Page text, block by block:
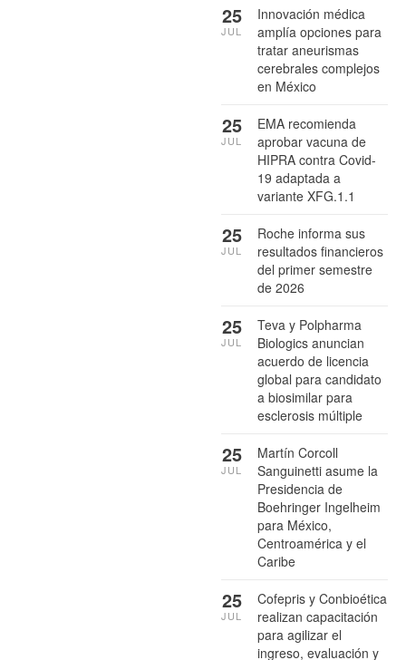
Innovación médica
amplía opciones para
tratar aneurismas
cerebrales complejos
en México
25
JUL
EMA recomienda
aprobar vacuna de
HIPRA contra Covid-
19 adaptada a
variante XFG.1.1
25
JUL
Roche informa sus
resultados financieros
del primer semestre
de 2026
25
JUL
Teva y Polpharma
Biologics anuncian
acuerdo de licencia
global para candidato
a biosimilar para
esclerosis múltiple
25
JUL
Martín Corcoll
Sanguinetti asume la
Presidencia de
Boehringer Ingelheim
para México,
Centroamérica y el
Caribe
25
JUL
Cofepris y Conbioética
realizan capacitación
para agilizar el
ingreso, evaluación y
25
JUL